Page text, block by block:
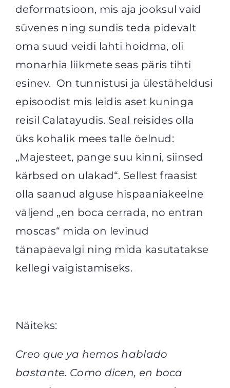
deformatsioon, mis aja jooksul vaid
süvenes ning sundis teda pidevalt
oma suud veidi lahti hoidma, oli
monarhia liikmete seas päris tihti
esinev. On tunnistusi ja ülestäheldusi
episoodist mis leidis aset kuninga
reisil Calatayudis. Seal reisides olla
üks kohalik mees talle öelnud:
„Majesteet, pange suu kinni, siinsed
kärbsed on ulakad“. Sellest fraasist
olla saanud alguse hispaaniakeelne
väljend „en boca cerrada, no entran
moscas“ mida on levinud
tänapäevalgi ning mida kasutatakse
kellegi vaigistamiseks.
Näiteks:
Creo que ya hemos hablado
bastante. Como dicen, en boca